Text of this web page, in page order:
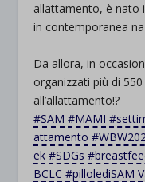
allattamento, è nato
in contemporanea
Da allora, in
organizzati più di 550
all’allattamento!?
#SAM #MAMI #
attamento #
ek #SDGs #
BCLC #pillolediSAM